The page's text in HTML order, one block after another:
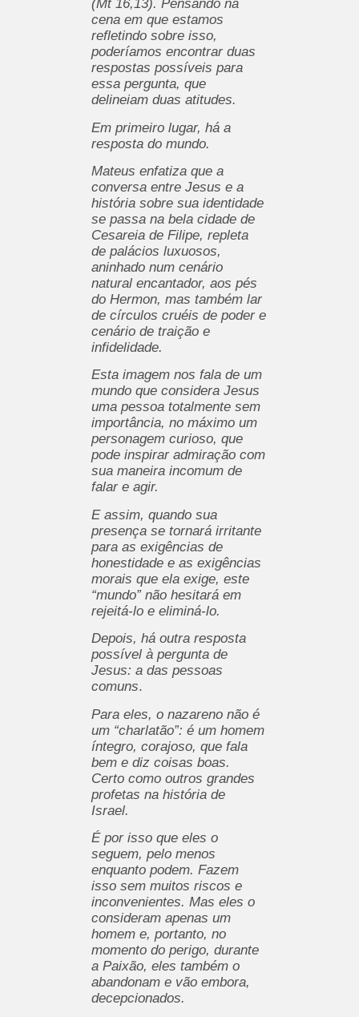
(Mt 16,13). Pensando na
cena em que estamos
refletindo sobre isso,
poderíamos encontrar duas
respostas possíveis para
essa pergunta, que
delineiam duas atitudes.
Em primeiro lugar, há a
resposta do mundo.
Mateus enfatiza que a
conversa entre Jesus e a
história sobre sua identidade
se passa na bela cidade de
Cesareia de Filipe, repleta
de palácios luxuosos,
aninhado num cenário
natural encantador, aos pés
do Hermon, mas também lar
de círculos cruéis de poder e
cenário de traição e
infidelidade.
Esta imagem nos fala de um
mundo que considera Jesus
uma pessoa totalmente sem
importância, no máximo um
personagem curioso, que
pode inspirar admiração com
sua maneira incomum de
falar e agir.
E assim, quando sua
presença se tornará irritante
para as exigências de
honestidade e as exigências
morais que ela exige, este
“mundo” não hesitará em
rejeitá-lo e eliminá-lo.
Depois, há outra resposta
possível à pergunta de
Jesus: a das pessoas
comuns.
Para eles, o nazareno não é
um “charlatão”: é um homem
íntegro, corajoso, que fala
bem e diz coisas boas.
Certo como outros grandes
profetas na história de
Israel.
É por isso que eles o
seguem, pelo menos
enquanto podem. Fazem
isso sem muitos riscos e
inconvenientes. Mas eles o
consideram apenas um
homem e, portanto, no
momento do perigo, durante
a Paixão, eles também o
abandonam e vão embora,
decepcionados.